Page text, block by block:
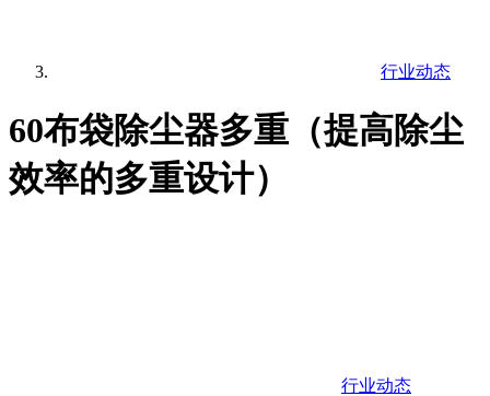
行业动态
60布袋除尘器多重（提高除尘
效率的多重设计）
行业动态